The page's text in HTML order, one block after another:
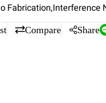
Fabrication,Interference
Compare Share